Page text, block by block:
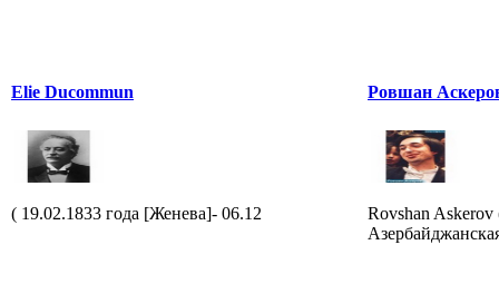
Elie Ducommun
( 19.02.1833 года [Женева]- 06.12
Ровшан
Rovshan Askerov